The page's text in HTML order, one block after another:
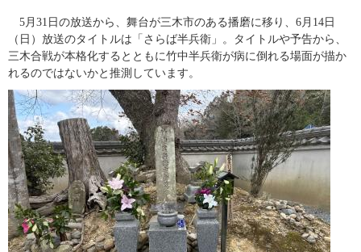
5月31日の放送から、舞台が三木市のある播磨に移り、6月14日
（日）放送のタイトルは「さらば半兵衛」。タイトルや予告から、
三木合戦が本格化するとともに竹中半兵衛が病に倒れる場面が描か
れるのではないかと推測しています。